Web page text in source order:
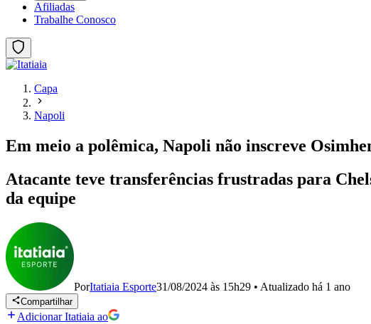
Afiliadas
Trabalhe Conosco
Capa
Napoli
Em meio a polêmica, Napoli não inscreve
Atacante teve transferências frustradas para
da equipe
PorItatiaia Esporte31/08/2024 às 15h29 • Atualizado há 1 ano
Compartilhar
Adicionar Itatiaia ao